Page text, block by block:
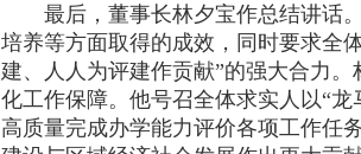
最后，董事长林夕宝作总结讲话。
培养等方面取得的成效，同时要求全
建、人人为评建作贡献”的强大合力
化工作保障。他号召全体求实人以“
高质量完成办学能力评价各项工作任